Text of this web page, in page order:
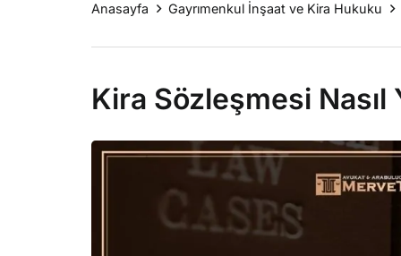
Anasayfa Gayrımenkul İnşaat ve Kira Hukuku
Kira Sözleşmesi Nasıl